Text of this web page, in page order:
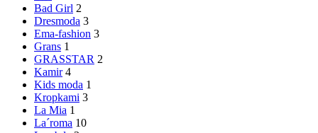
Bad Girl 2
Dresmoda 3
Ema-fashion 3
Grans 1
GRASSTAR 2
Kamir 4
Kids moda 1
Kropkami 3
La Mia 1
La´roma 10